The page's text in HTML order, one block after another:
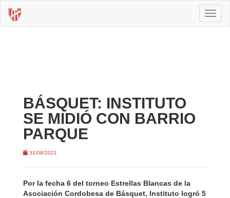
BÁSQUET: INSTITUTO
SE MIDIÓ CON BARRIO
PARQUE
31/08/2021
Por la fecha 6 del torneo Estrellas Blancas de la
Asociación Cordobesa de Básquet, Instituto logró 5